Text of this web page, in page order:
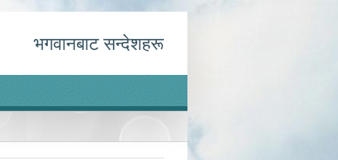
भगवानबाट सन्देशहरू